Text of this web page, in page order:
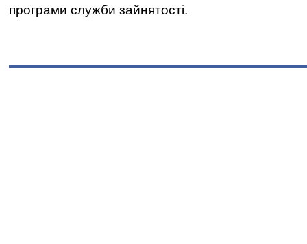
програми служби зайнятості.